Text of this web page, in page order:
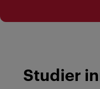
Studier